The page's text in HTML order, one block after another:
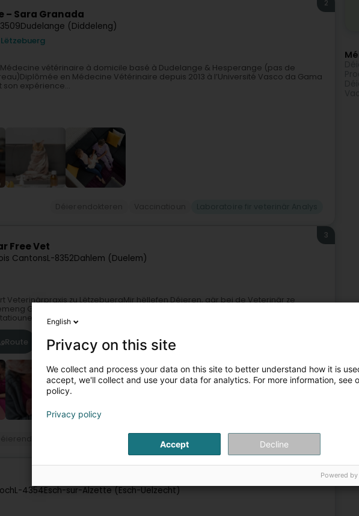
– Sara Granada
Dudelange (Diddeleng)
2
vétérinaire à domicile basé à Dudelange & Hesperange (pas de
en Médecine Vétérinaire depuis 2013 à l’Université Vasco da Gama
son expérience...
Free Vet
CantonsL-8352Dahlem (Duelem)
3
Veterinärpraxis zu LëtzebuergMir hëllefen Déieren, gär bei de Veterinär ze
Garnich) leet besonnesch vill Wäert op dat emotionalt Wuelbefanne vun
Route
+17
Vaccinatioun Laboratoire fir veterinär Analys
L-4354Esch-sur-Alzette (Esch-Uelzecht)
4
English
Privacy on this site
We collect and process your data on this site to better understand how it is
accept, we'll collect and use your data for analytics. For more information, see
policy.
Privacy policy
Accept Decline
Powered by